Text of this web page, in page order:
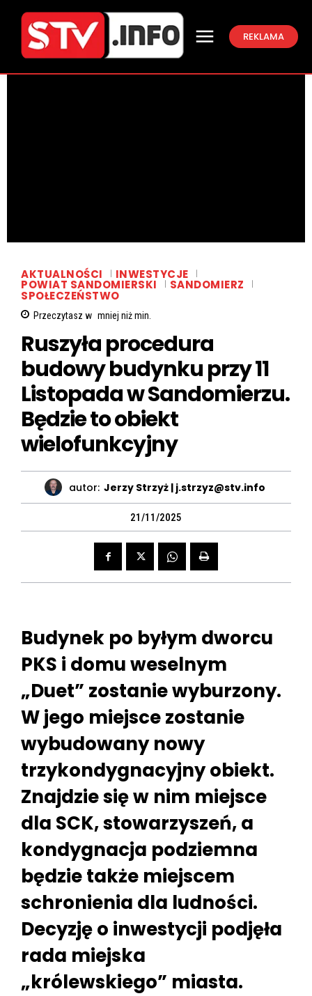
REKLAMA
AKTUALNOŚCI INWESTYCJE
POWIAT SANDOMIERSKI SANDOMIERZ
SPOŁECZEŃSTWO
Przeczytasz w mniej niżmin.
Ruszyła procedura
budowy budynku przy 11
Listopada w Sandomierzu.
Będzie to obiekt
wielofunkcyjny
autor: Jerzy Strzyż | j.strzyz@stv.info
21/11/2025
Budynek po byłym dworcu
PKS i domu weselnym
„Duet” zostanie wyburzony.
W jego miejsce zostanie
wybudowany nowy
trzykondygnacyjny obiekt.
Znajdzie się w nim miejsce
dla SCK, stowarzyszeń, a
kondygnacja podziemna
będzie także miejscem
schronienia dla ludności.
Decyzję o inwestycji podjęła
rada miejska
„królewskiego” miasta.